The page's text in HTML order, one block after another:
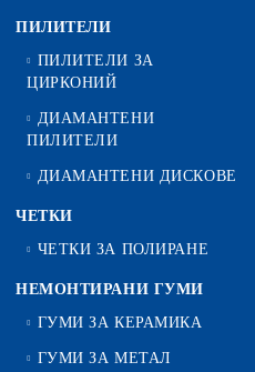
ПИЛИТЕЛИ
ПИЛИТЕЛИ ЗА
ЦИРКОНИЙ
ДИАМАНТЕНИ
ПИЛИТЕЛИ
ДИАМАНТЕНИ ДИСКОВЕ
ЧЕТКИ
ЧЕТКИ ЗА ПОЛИРАНЕ
НЕМОНТИРАНИ ГУМИ
ГУМИ ЗА КЕРАМИКА
ГУМИ ЗА МЕТАЛ